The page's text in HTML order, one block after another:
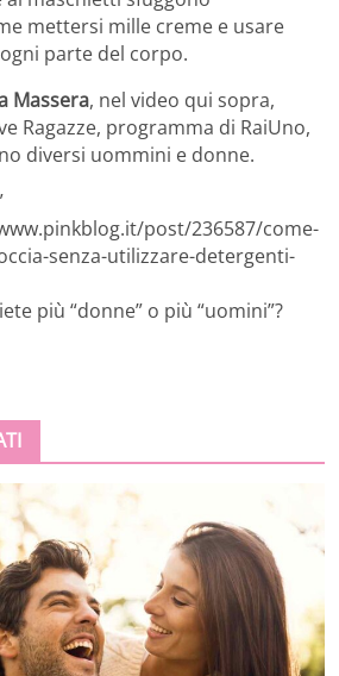
mettersi mille creme e usare
parte del corpo.
Massera, nel video qui sopra,
Ragazze, programma di RaiUno,
diversi uommini e donne.
post/236587/come-
senza-utilizzare-detergenti-
più “donne” o più “uomini”?